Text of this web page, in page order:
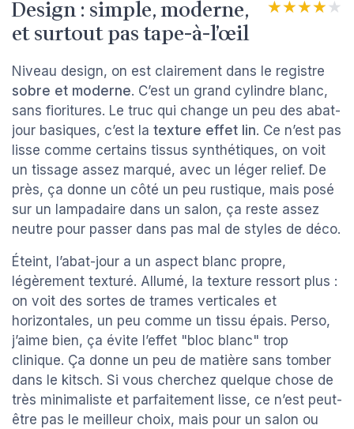
Design : simple, moderne,
et surtout pas tape-à-l’œil
★★★★★
★★★★★
Niveau design, on est clairement dans le registre
sobre et moderne. C’est un grand cylindre blanc,
sans fioritures. Le truc qui change un peu des abat-
jour basiques, c’est la texture effet lin. Ce n’est pas
lisse comme certains tissus synthétiques, on voit
un tissage assez marqué, avec un léger relief. De
près, ça donne un côté un peu rustique, mais posé
sur un lampadaire dans un salon, ça reste assez
neutre pour passer dans pas mal de styles de déco.
Éteint, l’abat-jour a un aspect blanc propre,
légèrement texturé. Allumé, la texture ressort plus :
on voit des sortes de trames verticales et
horizontales, un peu comme un tissu épais. Perso,
j’aime bien, ça évite l’effet "bloc blanc" trop
clinique. Ça donne un peu de matière sans tomber
dans le kitsch. Si vous cherchez quelque chose de
très minimaliste et parfaitement lisse, ce n’est peut-
être pas le meilleur choix, mais pour un salon ou